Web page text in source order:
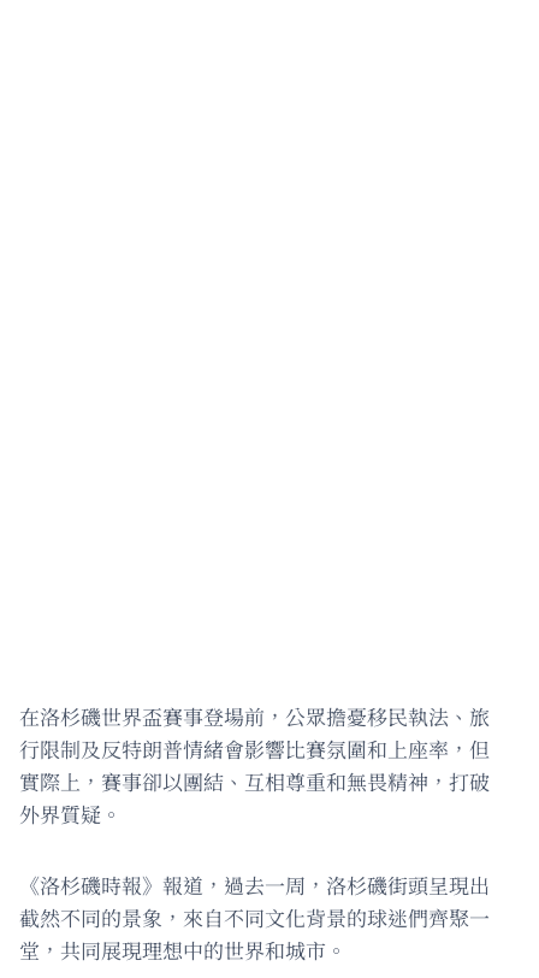
在洛杉磯世界盃賽事登場前，公眾擔憂移民執法、旅
行限制及反特朗普情緒會影響比賽氛圍和上座率，但
實際上，賽事卻以團結、互相尊重和無畏精神，打破
外界質疑。
《洛杉磯時報》報道，過去一周，洛杉磯街頭呈現出
截然不同的景象，來自不同文化背景的球迷們齊聚一
堂，共同展現理想中的世界和城市。